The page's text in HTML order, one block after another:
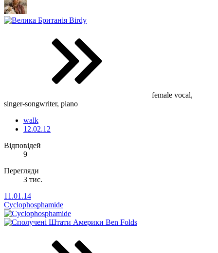
Birdy
female vocal,
singer-songwriter, piano
walk
12.02.12
Відповідей
9
Перегляди
3 тис.
11.01.14
Cyclophosphamide
Ben Folds